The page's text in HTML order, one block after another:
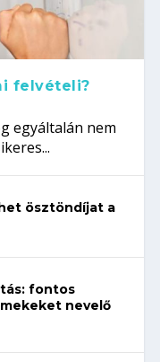
felvételi?
egyáltalán nem
ösztöndíjat a
fontos
nevelő